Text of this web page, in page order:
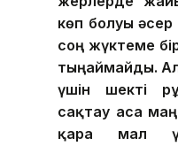
көп болуы
соң жүктеме
тыңаймайды.
үшін шекті
сақтау аса
қара мал